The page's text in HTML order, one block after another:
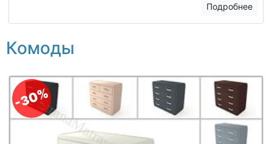
Подробнее
Комоды
-30%